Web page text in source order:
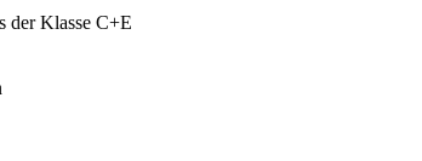
der Klasse C+E